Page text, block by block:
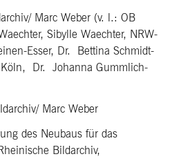
Marc Weber (v. l.: OB
Sibylle Waechter, NRW-
Esser, Dr. Bettina Schmidt-
Dr. Johanna Gummlich-
Marc Weber
des Neubaus für das
Bildarchiv,